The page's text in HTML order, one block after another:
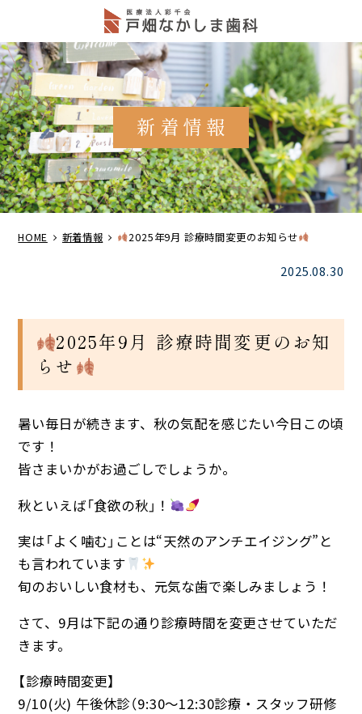
新着情報
HOME 新着情報 2025年9月 診療時間変更のお知らせ
2025.08.30
2025年9月 診療時間変更のお知
らせ
暑い毎日が続きます、秋の気配を感じたい今日この頃
です！
皆さまいかがお過ごしでしょうか。
秋といえば「食欲の秋」！
実は「よく噛む」ことは“天然のアンチエイジング”と
も言われています
旬のおいしい食材も、元気な歯で楽しみましょう！
さて、9月は下記の通り診療時間を変更させていただ
きます。
【診療時間変更】
9/10(火) 午後休診（9:30〜12:30診療・スタッフ研修